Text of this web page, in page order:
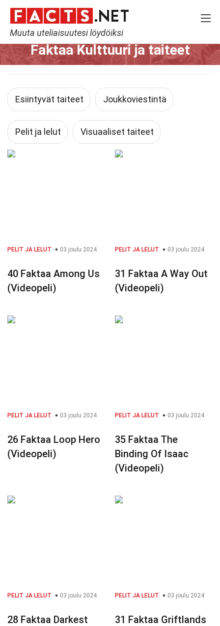
Muuta uteliaisuutesi löydöiksi
Home Kulttuuri ja taiteet
Faktaa Kulttuuri ja taiteet
Esiintyvät taiteet Joukkoviestintä
Pelit ja lelut Visuaaliset taiteet
PELIT JA LELUT 03 joulu 2024
40 Faktaa Among Us
(Videopeli)
PELIT JA LELUT 03 joulu 2024
31 Faktaa A Way Out
(Videopeli)
PELIT JA LELUT 03 joulu 2024
26 Faktaa Loop Hero
(Videopeli)
PELIT JA LELUT 03 joulu 2024
35 Faktaa The
Binding Of Isaac
(Videopeli)
PELIT JA LELUT 03 joulu 2024
28 Faktaa Darkest
PELIT JA LELUT 03 joulu 2024
31 Faktaa Griftlands